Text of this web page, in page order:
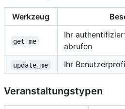
Werkzeug
get_me
Ihr
abrufen
update_me Ihr
Veranstaltungstypen